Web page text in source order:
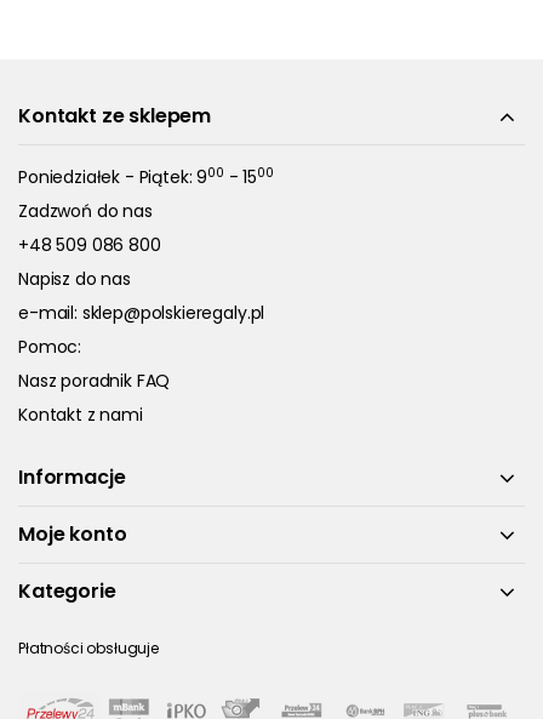
Kontakt ze sklepem
Poniedziałek - Piątek: 900 - 1500
Zadzwoń do nas
+48 509 086 800
Napisz do nas
e-mail: sklep@polskieregaly.pl
Pomoc:
Nasz poradnik FAQ
Kontakt z nami
Informacje
Moje konto
Kategorie
Płatności obsługuje